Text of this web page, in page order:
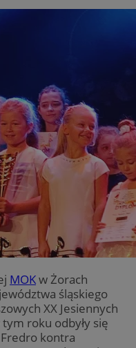
MOKw Żorach
śląskiego
XX Jesiennych
roku odbyły się
kontra